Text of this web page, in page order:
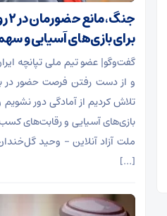
برای بازی‌های آسیایی و
گفت‌و‌گو| عضو تیم ملی تپانچه
و از دست رفتن فرصت حضور در
تلاش کردیم از آمادگی دور
بازی‌های آسیایی و رقابت‌های
ملت آزاد آنلاین – وحید
[…]